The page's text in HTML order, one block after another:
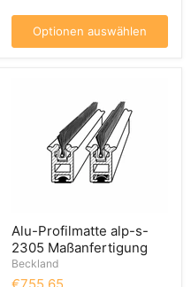
Optionen auswählen
Alu-Profilmatte alp-s-
2305 Maßanfertigung
Beckland